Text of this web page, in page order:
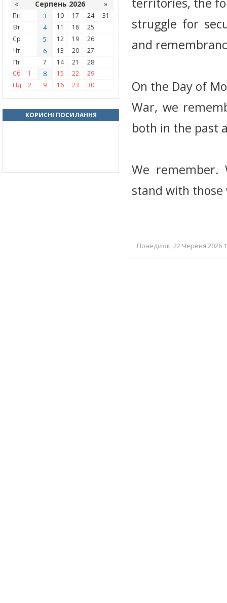
« Серпень 2026 »
Пн 3 10 17 24
31
Вт
4 11 18
25
Ср
5 12 19
26
Чт
6 13 20
27
Пт
7 14 21
28
Сб
1 8 15 22
29
Нд
2 9 16 23 30
КОРИСНІ ПОСИЛАННЯ
struggle for
and
On the Day of
War, we
both in the past
We
stand with
Понеділок, 22 Червня 2026